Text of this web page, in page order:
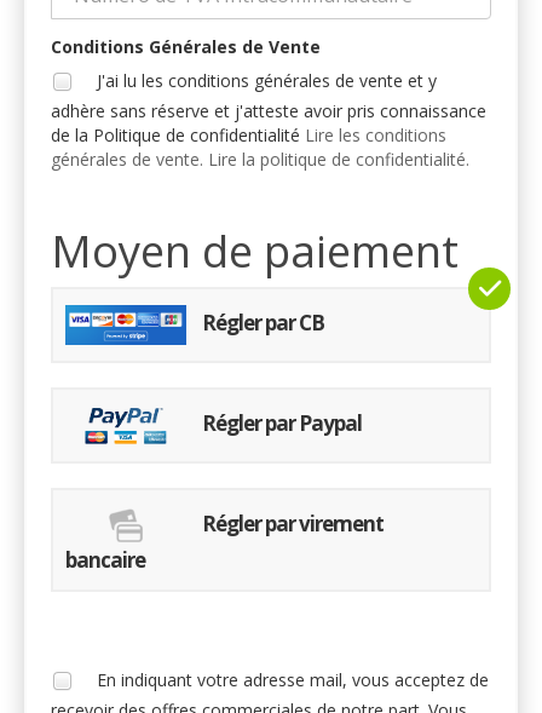
Conditions Générales de Vente
J'ai lu les conditions générales de vente et y
adhère sans réserve et j'atteste avoir pris connaissance
de la Politique de confidentialité Lire les conditions
générales de vente. Lire la politique de confidentialité.
Moyen de paiement
Régler par CB
Régler par Paypal
Régler par virement
bancaire
En indiquant votre adresse mail, vous acceptez de